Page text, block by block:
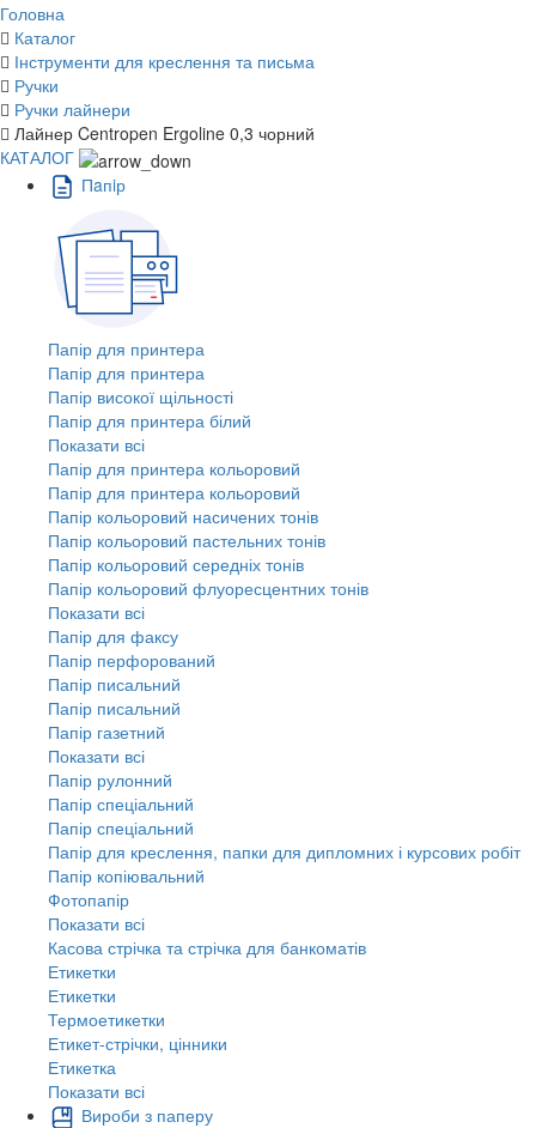
Головна
Каталог
Інструменти для креслення та письма
Ручки
Ручки лайнери
Лайнер Centropen Ergoline 0,3 чорний
КАТАЛОГ
Пaпiр
Папір для принтера
Папір для принтера
Папір високої щільності
Папір для принтера білий
Показати всі
Папір для принтера кольоровий
Папір для принтера кольоровий
Папір кольоровий насичених тонів
Папір кольоровий пастельних тонів
Папір кольоровий середніх тонів
Папір кольоровий флуоресцентних тонів
Показати всі
Папір для факсу
Папір перфорований
Папір писальний
Папір писальний
Папір газетний
Показати всі
Папір рулонний
Папір спеціальний
Папір спеціальний
Папір для креслення, папки для дипломних і курсових робіт
Папір копіювальний
Фотопапір
Показати всі
Касова стрічка та стрічка для банкоматів
Етикетки
Етикетки
Термоетикетки
Етикет-стрічки, цінники
Етикетка
Показати всі
Вироби з паперу